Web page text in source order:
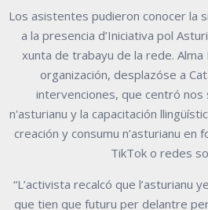
Los asistentes pudieron conocer la
a la presencia d’Iniciativa pol
xunta de trabayu de la rede.
organización, desplazóse a
intervenciones, que centró
n'asturianu y la capacitación
creación y consumu n’asturianu en
TikTok o redes
“L’activista recalcó que l’asturianu
que tien que futuru per delantre